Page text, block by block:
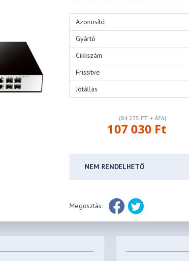
Azonosító
Gyártó
Cikkszám
Frissítve
Jótállás
(84 275 FT + ÁFA)
107 030 Ft
NEM RENDELHETŐ
Megosztás: